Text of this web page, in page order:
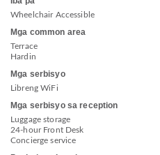
Wheelchair Accessible
Mga common area
Terrace
Hardin
Mga serbisyo
Libreng WiFi
Mga serbisyo sa reception
Luggage storage
24-hour Front Desk
Concierge service